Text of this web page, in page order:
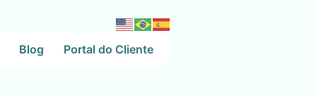
Blog Portal do Cliente